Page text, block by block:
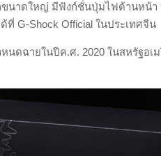
นาดใหญ่ มีฟังก์ชั่นปุ่มไฟด้านหน้า
ที่ G-Shock Official ในประเทศจีน
หนดฉายในปีค.ศ. 2020 ในสหรัฐอเ